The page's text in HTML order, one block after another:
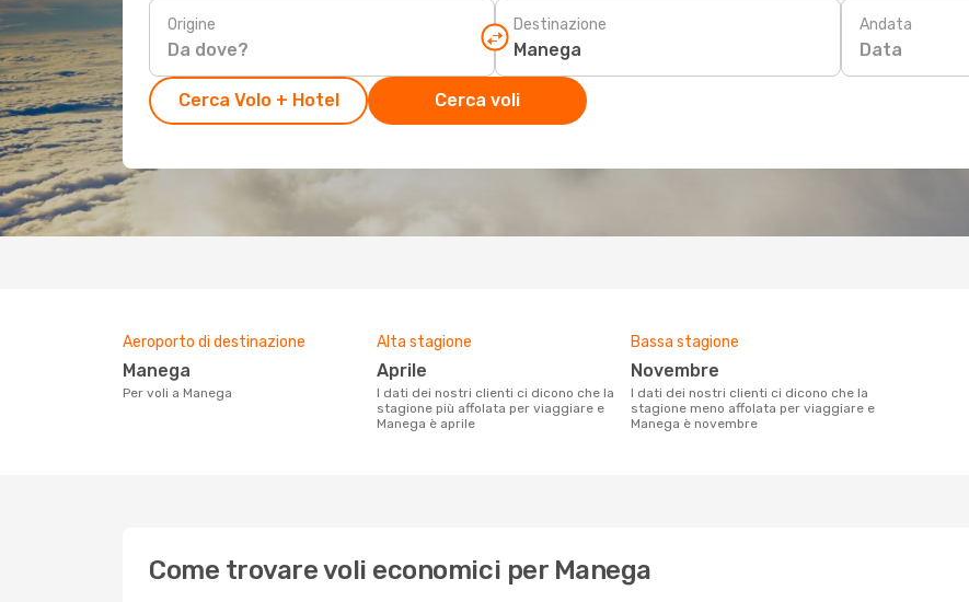
Origine Destinazione Andata
Data
Cerca Volo + Hotel Cerca voli
Aeroporto di destinazione
Manega
Per voli a Manega
Alta stagione
aprile
I dati dei nostri clienti ci dicono che la
stagione più affolata per viaggiare e
Manega è aprile
Bassa stagione
novembre
I dati dei nostri clienti ci dicono che la
stagione meno affolata per viaggiare e
Manega è novembre
Come trovare voli economici per Manega